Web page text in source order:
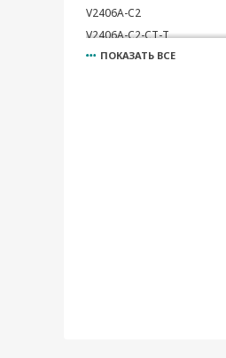
V2406A-C2
V2406A-C2-CT-T
V2406A-C2-T
ПОКАЗАТЬ ВСЕ